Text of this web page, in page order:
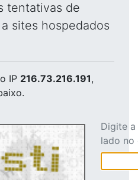
tentativas de
sites hospedados
IP 216.73.216.191,
Digite
lado no